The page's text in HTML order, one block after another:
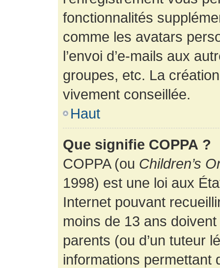
fonctionnalités
comme les avatars
l’envoi d’e-mails aux
groupes, etc. La
vivement conseillée.
Haut
Que signifie COPPA ?
COPPA (ou Children’s
1998) est une loi aux
Internet pouvant
moins de 13 ans
parents (ou d’un tuteur
informations permettant